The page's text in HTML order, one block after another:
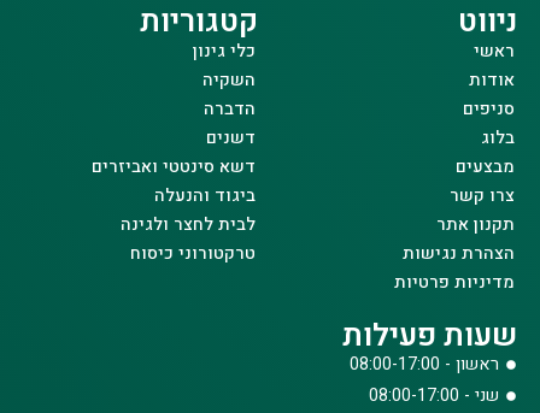
ניווט
ראשי
אודות
סניפים
בלוג
מבצעים
צרו קשר
תקנון אתר
הצהרת נגישות
מדיניות פרטיות
קטגוריות
כלי גינון
השקיה
הדברה
דשנים
דשא סינטטי ואביזרים
ביגוד והנעלה
לבית לחצר ולגינה
טרקטורוני כיסוח
שעות פעילות
ראשון - 08:00-17:00
שני - 08:00-17:00